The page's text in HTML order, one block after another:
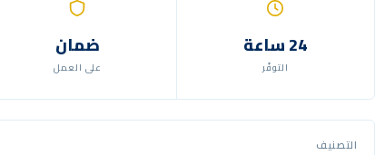
24 ساعة
التوفّر
ضمان
على العمل
التصنيف